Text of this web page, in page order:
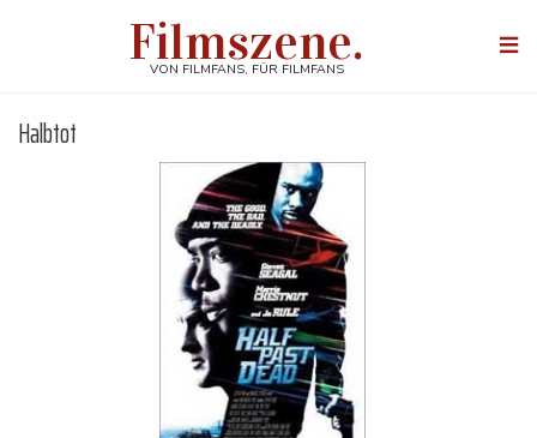
Filmszene.
VON FILMFANS, FÜR FILMFANS
Halbtot